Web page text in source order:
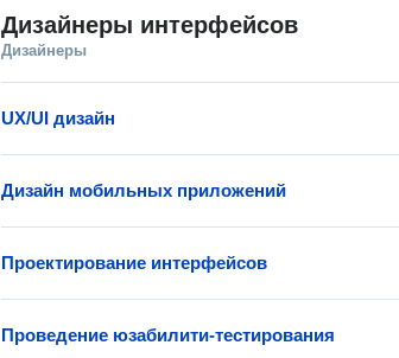
Дизайнеры интерфейсов
Дизайнеры
UX/UI дизайн
Дизайн мобильных приложений
Проектирование интерфейсов
Проведение юзабилити-тестирования